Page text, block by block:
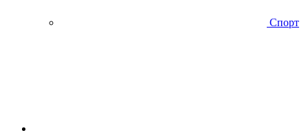
Спорт